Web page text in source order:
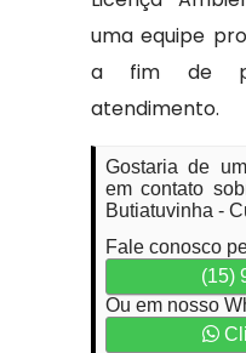
uma equipe
a fim de
atendimento.
Gostaria de
em contato
Butiatuvinha -
Fale conosco
(15)
Ou em nosso